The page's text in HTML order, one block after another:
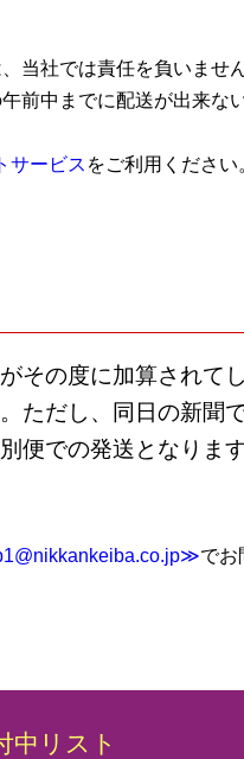
当社では責任を負いませ
前中までに配送が出来な
サービス をご利用ください
その度に加算されて
ただし、同日の新聞
便での発送となりま
でお
中リスト